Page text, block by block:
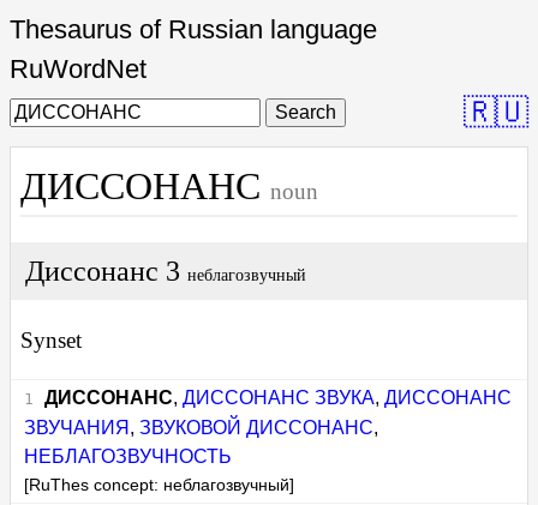
Thesaurus of Russian language
RuWordNet
Search 🇷🇺
ДИССОНАНС noun
Диссонанс 3 неблагозвучный
Synset
ДИССОНАНС, ДИССОНАНС ЗВУКА, ДИССОНАНС
ЗВУЧАНИЯ ,ЗВУКОВОЙ ДИССОНАНС,
НЕБЛАГОЗВУЧНОСТЬ
[RuThes concept: неблагозвучный]